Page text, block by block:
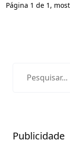
Página 1 de 1,
Publicidade